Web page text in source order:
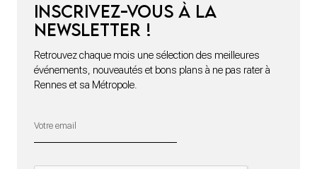
Inscrivez-vous à la
newsletter !
Retrouvez chaque mois une sélection des meilleures
événements, nouveautés et bons plans à ne pas rater à
Rennes et sa Métropole.